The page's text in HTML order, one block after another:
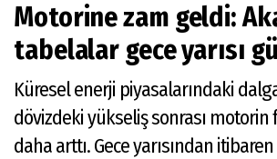
Motorine zam geldi:
tabelalar gece yarısı
Küresel enerji piyasalarındaki
dövizdeki yükseliş sonrası motorin
daha arttı. Gece yarısından